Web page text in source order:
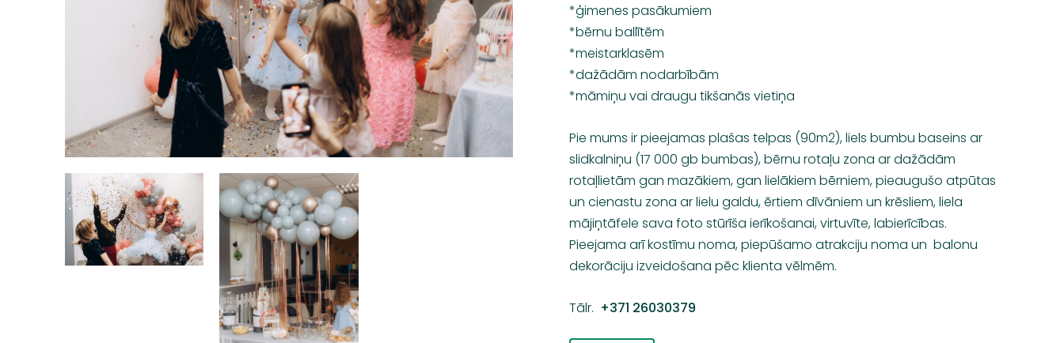
*ģimenes pasākumiem
*bērnu ballītēm
*meistarklasēm
*dažādām nodarbībām
*māmiņu vai draugu tikšanās vietiņa
Pie mums ir pieejamas plašas telpas (90m2), liels bumbu baseins ar
slidkalniņu (17 000 gb bumbas), bērnu rotaļu zona ar dažādām
rotaļlietām gan mazākiem, gan lielākiem bērniem, pieaugušo atpūtas
un cienastu zona ar lielu galdu, ērtiem dīvāniem un krēsliem, liela
mājiņtāfele sava foto stūrīša ierīkošanai, virtuvīte, labierīcības.
Pieejama arī kostīmu noma, piepūšamo atrakciju noma un balonu
dekorāciju izveidošana pēc klienta vēlmēm.
Tālr. +371 26030379